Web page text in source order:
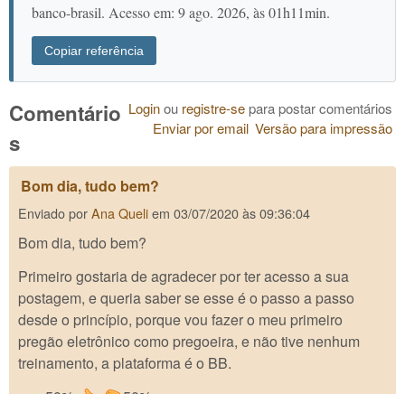
banco-brasil. Acesso em: 9 ago. 2026, às 01h11min.
Copiar referência
Loginou registre-separa postar comentários
Versão para impressão
Enviar por email
Comentário
s
Bom dia, tudo bem?
Enviado porAna Queliem 03/07/2020 às 09:36:04
Bom dia, tudo bem?
Primeiro gostaria de agradecer por ter acesso a sua
postagem, e queria saber se esse é o passo a passo
desde o princípio, porque vou fazer o meu primeiro
pregão eletrônico como pregoeira, e não tive nenhum
treinamento, a plataforma é o BB.